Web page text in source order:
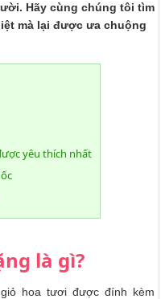
Hãy cùng chúng tôi tìm
mà lại được ưa chuộng
yêu thích nhất
là gì?
hoa tươi được đính kèm